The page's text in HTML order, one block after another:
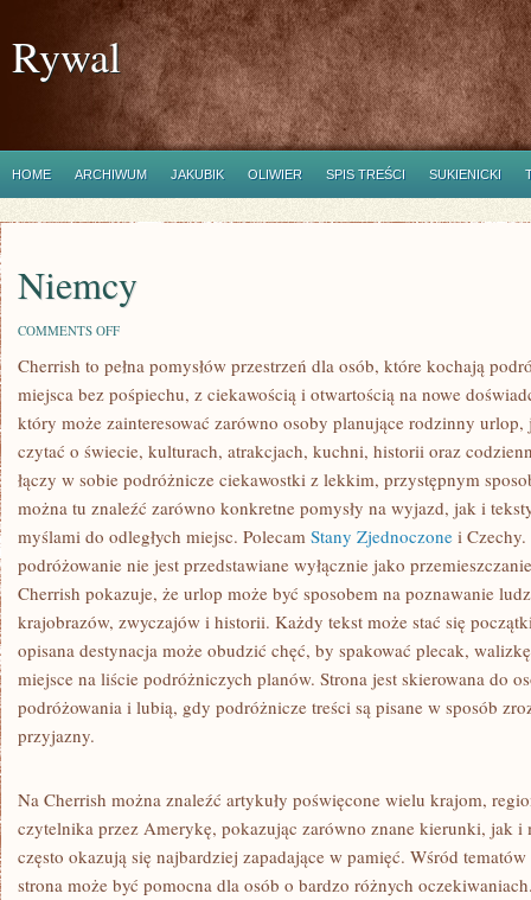
Rywal
HOME ARCHIWUM JAKUBIK OLIWIER SPIS TREŚCI SUKIENICKI
Niemcy
COMMENTS OFFON
Cherrish to pełna pomysłów przestrzeń dla osób, które kochają
miejsca bez pośpiechu, z ciekawością i otwartością na nowe
który może zainteresować zarówno osoby planujące rodzinny
czytać o świecie, kulturach, atrakcjach, kuchni, historii oraz
łączy w sobie podróżnicze ciekawostki z lekkim, przystępnym
można tu znaleźć zarówno konkretne pomysły na wyjazd, jak i
myślami do odległych miejsc. Polecam Stany Zjednoczone i
podróżowanie nie jest przedstawiane wyłącznie jako
Cherrish pokazuje, że urlop może być sposobem na poznawanie
krajobrazów, zwyczajów i historii. Każdy tekst może stać się
opisana destynacja może obudzić chęć, by spakować plecak,
miejsce na liście podróżniczych planów. Strona jest skierowana do
podróżowania i lubią, gdy podróżnicze treści są pisane w sposób
przyjazny.
Na Cherrish można znaleźć artykuły poświęcone wielu krajom,
czytelnika przez Amerykę, pokazując zarówno znane kierunki, jak i
często okazują się najbardziej zapadające w pamięć. Wśród
strona może być pomocna dla osób o bardzo różnych